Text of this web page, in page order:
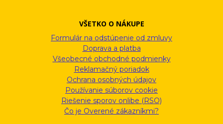
VŠETKO O NÁKUPE
Formulár na odstúpenie od zmluvy
Doprava a platba
Všeobecné obchodné podmienky
Reklamačný poriadok
Ochrana osobných údajov
Používanie súborov cookie
Riešenie sporov onlibe (RSO)
Čo je Overené zákazníkmi?